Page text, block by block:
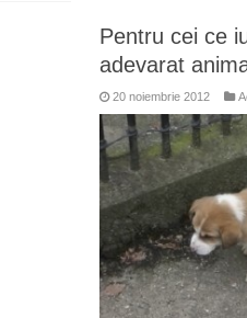
Pentru cei ce
adevarat
20 noiembrie 2012